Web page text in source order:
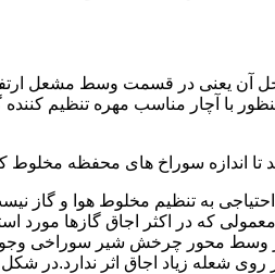
با آچار مناسب مهره تنظیم
تا اندازه سوراخ های محفظه
به تنظیم مخلوط هوا و
که در اکثر اجاق گازها مورد
محور چرخش شیر سوراخی وجود
روی شعله زیاد اجاق اثر ندارد.در